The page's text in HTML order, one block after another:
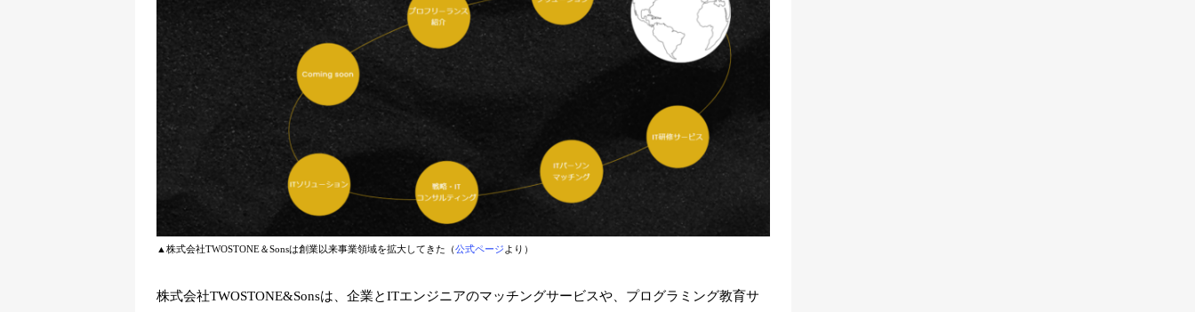
▲株式会社TWOSTONE＆Sonsは創業以来事業領域を拡大してきた（公式ページ より）
株式会社TWOSTONE&Sonsは、企業とITエンジニアのマッチングサービスや、プログラミング教育サ